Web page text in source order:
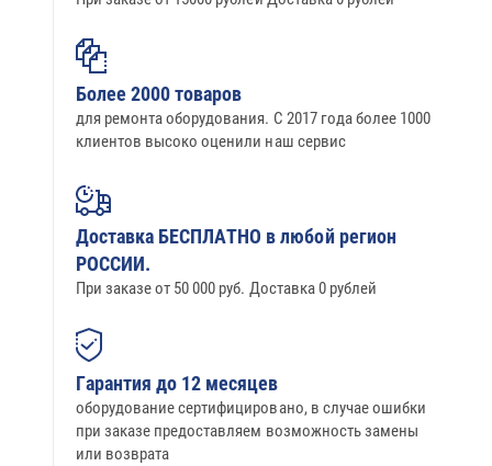
Моющие средства
•••
Более 2000 товаров
для ремонта оборудования. С 2017 года более 1000
клиентов высоко оценили наш сервис
Доставка БЕСПЛАТНО в любой регион
РОССИИ.
При заказе от 50 000 руб. Доставка 0 рублей
Гарантия до 12 месяцев
оборудование сертифицировано, в случае ошибки
при заказе предоставляем возможность замены
или возврата